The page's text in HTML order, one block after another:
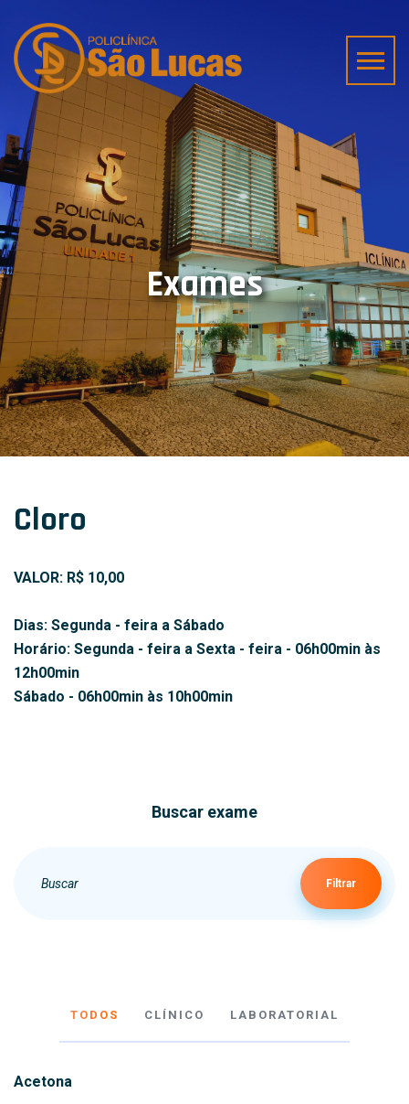
Exames
Cloro
VALOR: R$ 10,00
Dias: Segunda - feira a Sábado
Horário: Segunda - feira a Sexta - feira - 06h00min às
12h00min
Sábado - 06h00min às 10h00min
Buscar exame
Filtrar
TODOS CLÍNICO LABORATORIAL
Acetona